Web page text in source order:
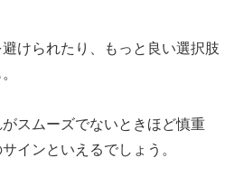
けられたり、もっと良い選択肢
スムーズでないときほど慎重
インといえるでしょう。